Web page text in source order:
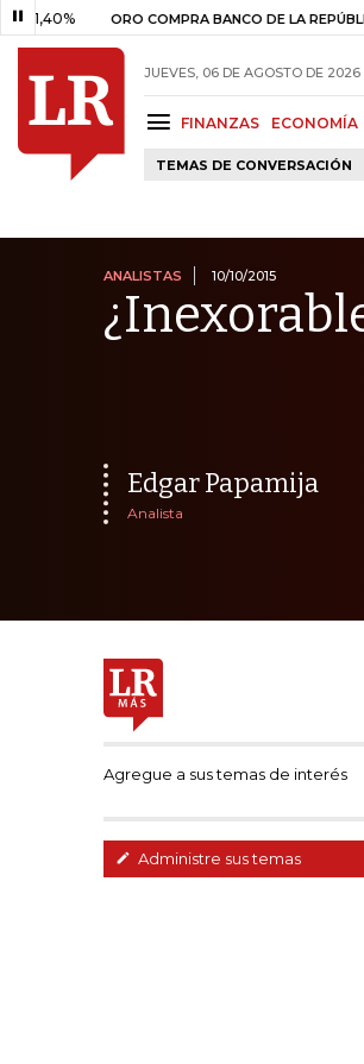
ORO COMPRA BANCO DE LA REPÚBLICA $
JUEVES, 06 DE AGOSTO DE 2026
FINANZAS ECONOMÍA
TEMAS DE CONVERSACIÓN
ANALISTAS 10/10/2015
Edgar Papamija
Analista
Agregue a sus temas de interés
Administre sus temas